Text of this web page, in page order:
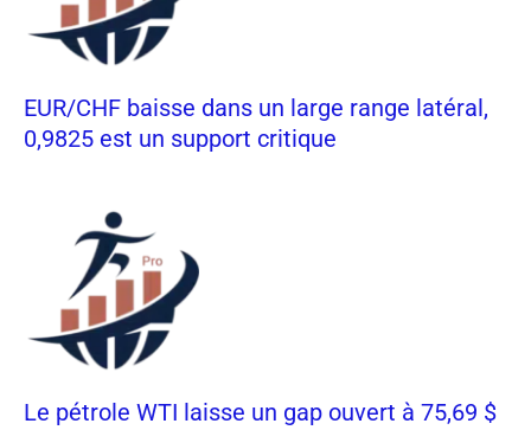
EUR/CHF baisse dans un large range latéral,
0,9825 est un support critique
Le pétrole WTI laisse un gap ouvert à 75,69 $